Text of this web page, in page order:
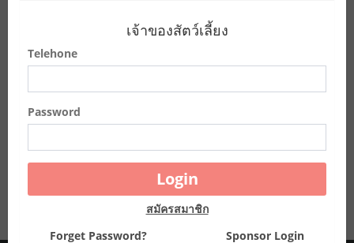
ไม่พบ keyword ที่คุณค้นหา
เจ้าของสัตว์เลี้ยง
Telehone
Password
Login
สมัครสมาชิก
Forget Password?
Sponsor Login